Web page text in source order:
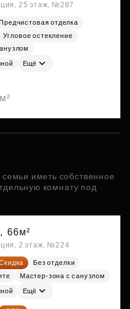
25 этаж, №287
отделка
Угловое остекление
Ещё
иметь собственное
комнату под
66м²
2 этаж, №224
Без отделки
Мастер-зона с санузлом
Ещё